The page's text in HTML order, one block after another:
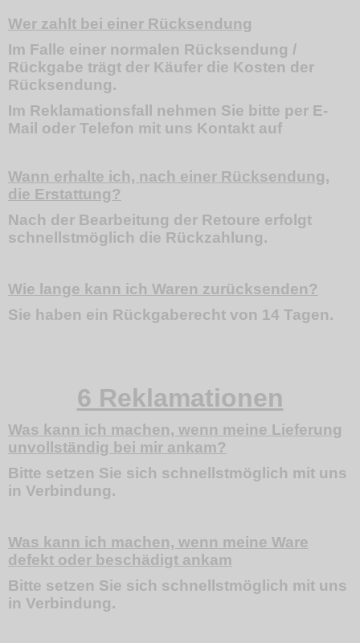
Wer zahlt bei einer Rücksendung
Im Falle einer normalen Rücksendung /
Rückgabe trägt der Käufer die Kosten der
Rücksendung.
Im Reklamationsfall nehmen Sie bitte per E-
Mail oder Telefon mit uns Kontakt auf
Wann erhalte ich, nach einer Rücksendung,
die Erstattung?
Nach der Bearbeitung der Retoure erfolgt
schnellstmöglich die Rückzahlung.
Wie lange kann ich Waren zurücksenden?
Sie haben ein Rückgaberecht von 14 Tagen.
6 Reklamationen
Was kann ich machen, wenn meine Lieferung
unvollständig bei mir ankam?
Bitte setzen Sie sich schnellstmöglich mit uns
in Verbindung.
Was kann ich machen, wenn meine Ware
defekt oder beschädigt ankam
Bitte setzen Sie sich schnellstmöglich mit uns
in Verbindung.